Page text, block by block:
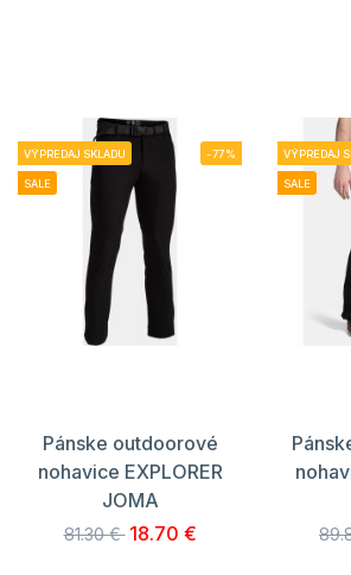
VÝPREDAJ SKLADU
SALE
-77%
Pánske outdoorové
nohavice EXPLORER
JOMA
81.30 € 18.70 €
VÝPREDAJ
SALE